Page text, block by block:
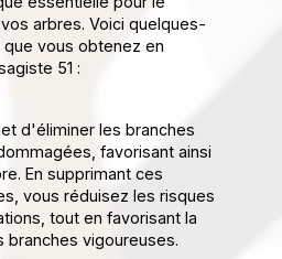
arbres. Voici quelques-
vous obtenez en
51 :
d'éliminer les branches
favorisant ainsi
En supprimant ces
vous réduisez les risques
tout en favorisant la
branches vigoureuses.